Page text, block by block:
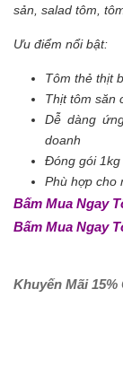
sản, salad tôm,
Ưu điểm nổi bật:
Tôm thẻ thịt
Thịt tôm săn
Dễ dàng
doanh
Đóng gói 1kg
Phù hợp cho
Bấm Mua Ngay
Bấm Mua Ngay
Khuyến Mãi 15%